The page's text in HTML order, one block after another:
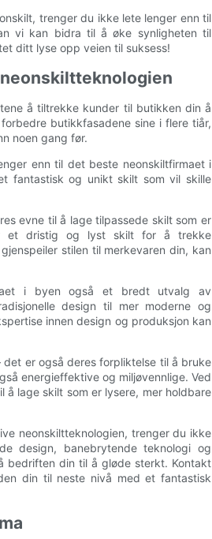
trenger du ikke lete lenger enn til
vi kan bidra til å øke synligheten til
ditt lyse opp veien til suksess!
å tiltrekke kunder til butikken din å
butikkfasadene sine i flere tiår,
noen gang før.
enn til det beste neonskiltfirmaet i
fantastisk og unikt skilt som vil skille
evne til å lage tilpassede skilt som er
et dristig og lyst skilt for å trekke
stilen til merkevaren din, kan
i byen også et bredt utvalg av
design til mer moderne og
innen design og produksjon kan
er også deres forpliktelse til å bruke
energieffektive og miljøvennlige. Ved
å lage skilt som er lysere, mer holdbare
neonskiltteknologien, trenger du ikke
design, banebrytende teknologi og
bedriften din til å gløde sterkt. Kontakt
din til neste nivå med et fantastisk